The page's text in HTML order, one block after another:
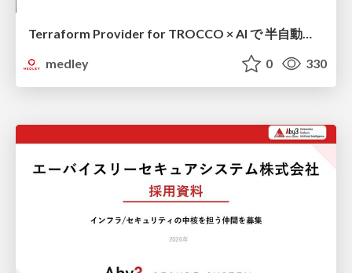
Terraform Provider for TROCCO × AI で 半自動化する複数プロダクトの連携運用 / Semi-Automating Multi-Product Data Integration Ops with the Terraform Provider for TROCCO × AI
medley
0 330